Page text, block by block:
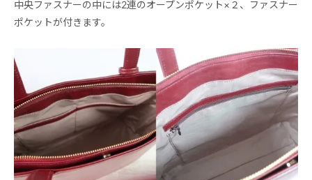
中央ファスナーの中には2連のオープンポケット×２、ファスナー
ポケットが付きます。